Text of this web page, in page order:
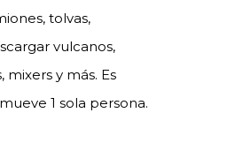
tolvas,
vulcanos,
mixers y más. Es
1 sola persona.